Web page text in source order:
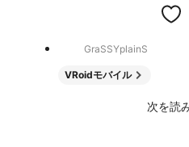
GraSSYplainS
VRoidモバイル
次を読